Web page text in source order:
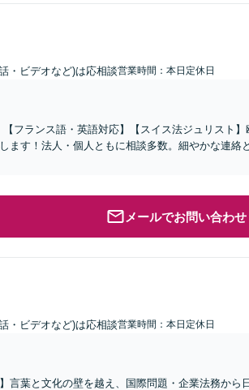
・ビデオなど)は応相談営業時間：本日定休日
フランス語・英語対応】【スイス法ジュリスト】
ます！法人・個人ともに相談多数。細やかな連絡
メールでお問い合わせ
・ビデオなど)は応相談営業時間：本日定休日
言葉と文化の壁を越え、国際問題・企業法務から